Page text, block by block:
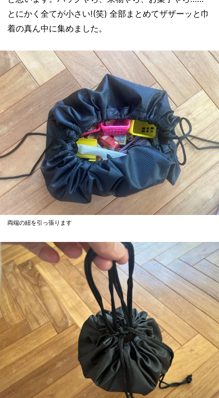
とにかく全てが小さい!(笑) 全部まとめてザザーッと巾
着の真ん中に集めました。
両端の紐を引っ張ります